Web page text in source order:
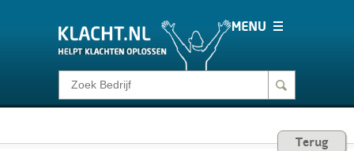
Klacht melden
Consumentenrecht Terug